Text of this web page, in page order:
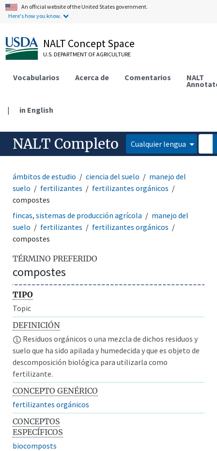
An official website of the United States government.
Here's how you know.
NALT Concept Space
U.S. DEPARTMENT OF AGRICULTURE
Vocabularios Acerca de Comentarios NALT
| in English
NALT Completo Cualquier lengua
ámbitos de estudio ciencia del suelo
manejo del
suelo
fertilizantes
fertilizantes orgánicos
compostes
fincas, sistemas de producción agrícola
manejo del
suelo
fertilizantes
fertilizantes orgánicos
compostes
TÉRMINO PREFERIDO
compostes
TIPO
Topic
DEFINICIÓN
Residuos orgánicos o una mezcla de dichos residuos y
suelo que ha sido apilada y humedecida y que es objeto de
descomposición biológica para utilizarla como
fertilizante.
CONCEPTO GENÉRICO
fertilizantes orgánicos
CONCEPTOS
ESPECÍFICOS
biocomposts